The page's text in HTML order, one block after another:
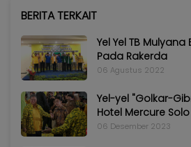
BERITA TERKAIT
Yel Yel TB
Pada Rakerda
06 Agustus 2022
Yel-yel "Golkar-
Hotel Mercure
06 Desember 2023